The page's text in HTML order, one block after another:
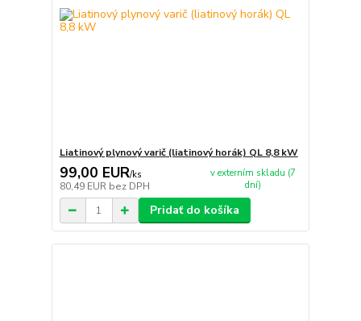
Liatinový plynový varič (liatinový horák) QL 8,8 kW
99,00 EUR/ks
80,49 EUR bez DPH
v externím skladu (7
dní)
Pridať do košíka